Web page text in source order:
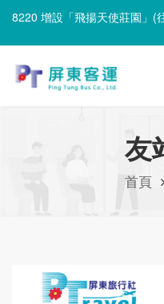
8220 增設「飛揚天使莊園」(
8220 增設「飛揚天使莊園」(
友
首頁